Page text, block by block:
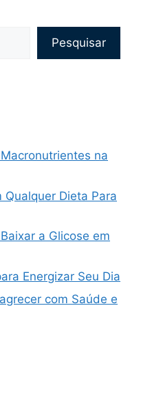
Pesquisar
na
Dieta Para
a Glicose em
Energizar Seu Dia
com Saúde e